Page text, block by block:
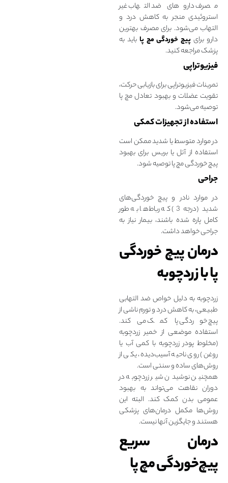
مصرف داروهای ضد التهاب غیر
استروئیدی منجر به کاهش درد و
التهاب می‌شود. برای مصرف بهترین
دارو برای پیچ خوردگی مچ پا باید به
پزشک مراجعه کنید.
فیزیوتراپی
تمرینات فیزیوتراپی برای بازیابی حرکت،
تقویت عضلات و بهبود تعادل مچ پا
توصیه می‌شود.
استفاده از تجهیزات کمکی
در موارد متوسط یا شدید ممکن است
استفاده از آتل یا بریس برای بهبود
پیچ خوردگی مچ پا توصیه شود.
جراحی
در موارد نادر و پیچ خوردگی‌های
شدید (درجه 3) که رباط‌ها به طور
کامل پاره شده باشند، بیمار نیاز به
جراحی خواهد داشت.
درمان پیچ خوردگی
پا با زردچوبه
زردچوبه به‌ دلیل خواص ضد التهابی
طبیعی، به کاهش درد و تورم ناشی از
پیچ‌ خوردگی پا کمک می‌کند.
استفاده موضعی از خمیر زردچوبه
(مخلوط پودر زردچوبه با کمی آب یا
روغن) روی ناحیه آسیب‌‌دیده، یکی از
روش‌های ساده و سنتی است.
همچنین نوشیدن شیر زردچوبه در
دوران نقاهت می‌تواند به بهبود
عمومی بدن کمک کند. البته این
روش‌ها مکمل درمان‌های پزشکی
هستند و جایگزین آنها نیست.
درمان سریع
پیچ‌خوردگی مچ پا